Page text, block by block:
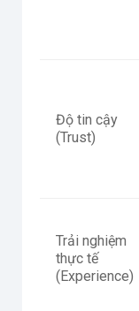
Độ tin cậy
(Trust)
Trải nghiệm
thực tế
(Experience)